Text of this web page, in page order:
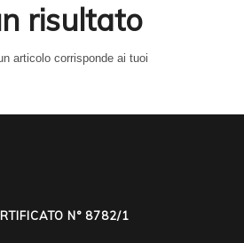
risultato
articolo corrisponde ai tuoi
N° 8782/1